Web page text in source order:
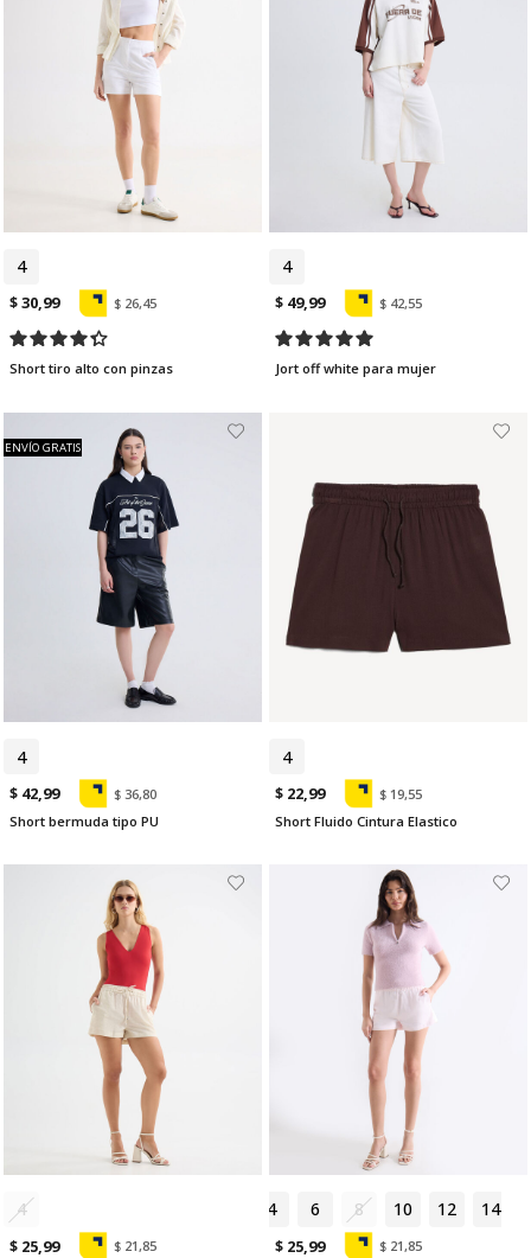
4 6
$ 30,99 $ 26,45
Short tiro alto con pinzas
4
$ 49,99 $ 42,55
Jort off white para mujer
4 6
ENVÍO GRATIS
$ 42,99
$ 36,80
Short bermuda tipo PU
4
$ 22,99
$ 19,55
Short Fluido Cintura Elastico
4 6
$ 25,99 $ 21,85
4 6 8 10 12 14
$ 25,99 $ 21,85